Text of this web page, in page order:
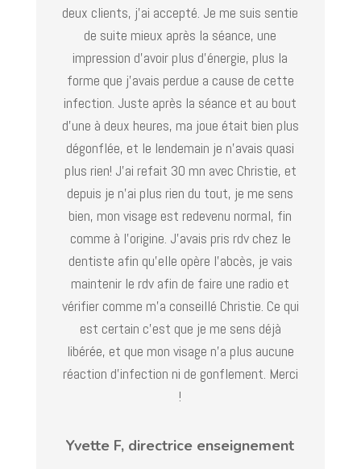
deux clients, j’ai accepté. Je me suis sentie
de suite mieux après la séance, une
impression d’avoir plus d’énergie, plus la
forme que j’avais perdue a cause de cette
infection. Juste après la séance et au bout
d’une à deux heures, ma joue était bien plus
dégonflée, et le lendemain je n’avais quasi
plus rien! J’ai refait 30 mn avec Christie, et
depuis je n’ai plus rien du tout, je me sens
bien, mon visage est redevenu normal, fin
comme à l’origine. J’avais pris rdv chez le
dentiste afin qu’elle opère l’abcès, je vais
maintenir le rdv afin de faire une radio et
vérifier comme m’a conseillé Christie. Ce qui
est certain c’est que je me sens déjà
libérée, et que mon visage n’a plus aucune
réaction d’infection ni de gonflement. Merci
!
Yvette F, directrice enseignement